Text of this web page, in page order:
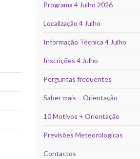
Programa 4 Julho 2026
Localização 4 Julho
Informação Técnica 4 Julho
Inscrições 4 Julho
Perguntas frequentes
Saber mais – Orientação
10 Motivos + Orientação
Previsões Meteorologicas
Contactos